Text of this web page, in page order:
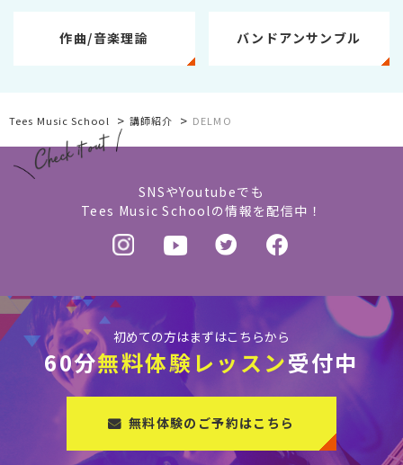
作曲/音楽理論 バンドアンサンブル
Tees Music School > 講師紹介 > DELMO
SNSやYoutubeでも
Tees Music Schoolの情報を配信中！
初めての方はまずはこちらから
60分無料体験レッスン受付中
無料体験のご予約はこちら